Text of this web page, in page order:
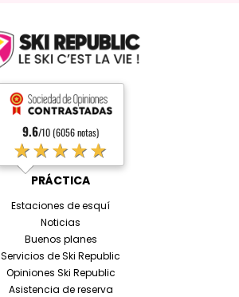
9.6/10 (6056 notas)
★★★★★
PRÁCTICA
Estaciones de esquí
Noticias
Buenos planes
Servicios de Ski Republic
Opiniones Ski Republic
Asistencia de reserva